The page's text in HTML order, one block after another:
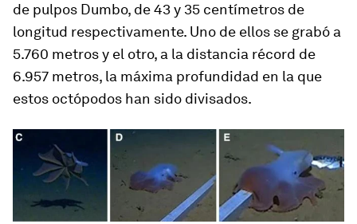
de pulpos Dumbo, de 43 y 35 centímetros de
longitud respectivamente. Uno de ellos se grabó a
5.760 metros y el otro, a la distancia récord de
6.957 metros, la máxima profundidad en la que
estos octópodos han sido divisados.